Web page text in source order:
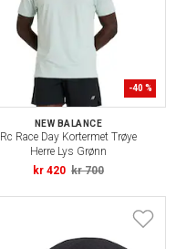
-40 %
NEW BALANCE
Rc Race Day Kortermet Trøye
Herre Lys Grønn
kr 420 kr 700